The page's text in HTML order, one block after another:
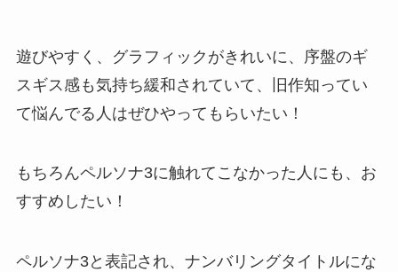
遊びやすく、グラフィックがきれいに、序盤のギ
スギス感も気持ち緩和されていて、旧作知ってい
て悩んでる人はぜひやってもらいたい！
もちろんペルソナ3に触れてこなかった人にも、お
すすめしたい！
ペルソナ3と表記され、ナンバリングタイトルにな